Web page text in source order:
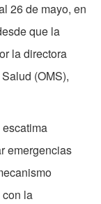
26 de mayo, en
que la
la directora
(OMS),
emergencias
la